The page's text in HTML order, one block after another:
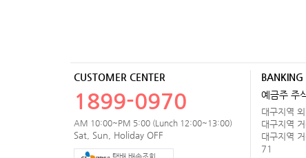
CUSTOMER CENTER
1899-0970
AM 10:00~PM 5:00 (Lunch 12:00~13:00)
Sat, Sun, Holiday OFF
BANKING
예금주 주
대구지역
대구지역
대구지역
71